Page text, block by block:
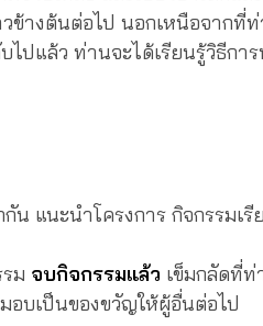
ข้างต้นต่อไป นอกเหนือจากที่
ปแล้ว ท่านจะได้เรียนรู้วิธีการ
แนะนำโครงการ กิจกรรมเรี
ม จบกิจกรรมแล้ว เข็มกลัดที่
อบเป็นของขวัญให้ผู้อื่นต่อไป